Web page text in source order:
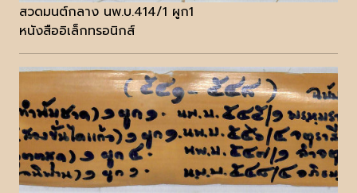
สวดมนต์กลาง นพ.บ.414/1 ผูก1
หนังสืออิเล็กทรอนิกส์